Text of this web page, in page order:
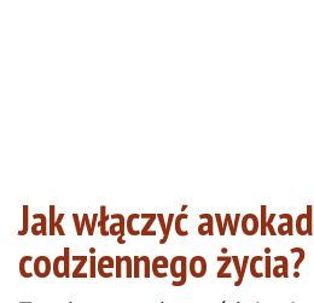
Jak włączyć
codziennego życia?